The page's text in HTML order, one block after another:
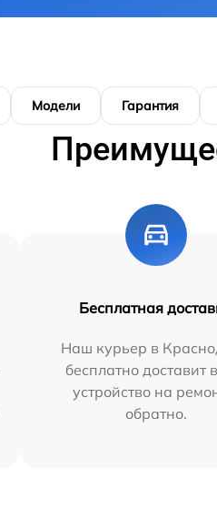
Модели Гарантия
Бесплатная
Наш курьер в
бесплатно доставит
устройство на
обратно.